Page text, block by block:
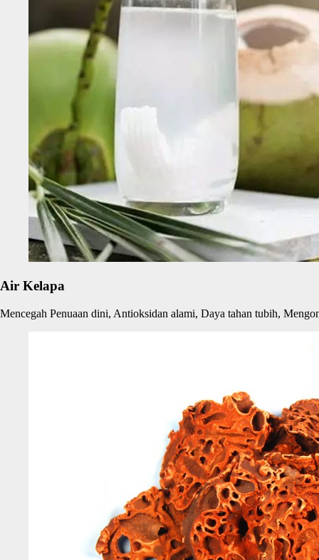
Air Kelapa
Mencegah Penuaan dini, Antioksidan alami, Daya tahan tubih,